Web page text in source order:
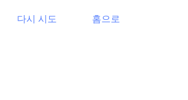
다시 시도 홈으로